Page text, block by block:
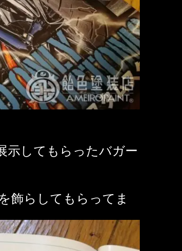
示してもらったバガー
飾らしてもらってま